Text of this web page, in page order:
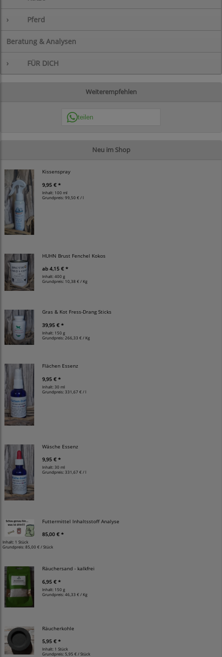
› Pferd
Beratung & Analysen
› FÜR DICH
Weiterempfehlen
teilen
Neu im Shop
Kissenspray
9,95 € *
Inhalt: 100 ml
Grundpreis:99,50 € / l
HUHN Brust Fenchel Kokos
ab 4,15 € *
Inhalt: 400 g
Grundpreis: 10,38 € / Kg
Gras & Kot Fress-Drang Sticks
39,95 € *
Inhalt: 150 g
Grundpreis: 266,33 € / Kg
Flächen Essenz
9,95 € *
Inhalt: 30 ml
Grundpreis:331,67 € / l
Wäsche Essenz
9,95 € *
Inhalt: 30 ml
Grundpreis:331,67 € / l
Futtermittel Inhaltsstoff Analyse
85,00 € *
Inhalt: 1 Stück
Grundpreis:85,00 € / Stück
Räuchersand - kalkfrei
6,95 € *
Inhalt: 150 g
Grundpreis:46,33 € / Kg
Räucherkohle
5,95 € *
Inhalt: 1 Stück
Grundpreis:5,95 € / Stück